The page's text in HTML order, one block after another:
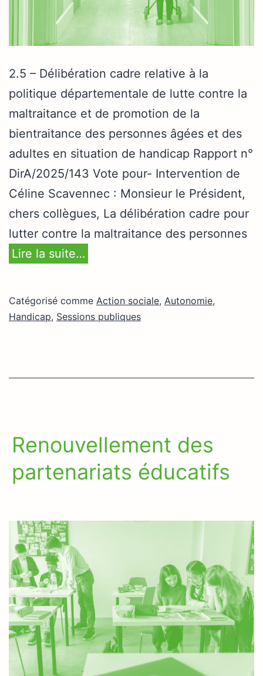
2.5 – Délibération cadre relative à la
politique départementale de lutte contre la
maltraitance et de promotion de la
bientraitance des personnes âgées et des
adultes en situation de handicap Rapport n°
DirA/2025/143 Vote pour- Intervention de
Céline Scavennec : Monsieur le Président,
chers collègues, La délibération cadre pour
lutter contre la maltraitance des personnes
Lire la suite…
Catégorisé comme Action sociale, Autonomie,
Handicap, Sessions publiques
Renouvellement des
partenariats éducatifs